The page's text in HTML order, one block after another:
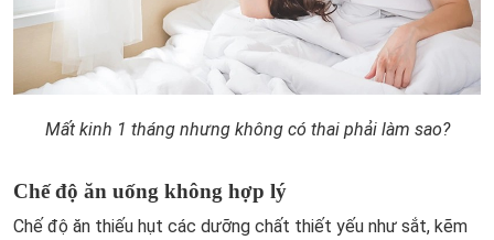
Mất kinh 1 tháng nhưng không có thai phải làm sao?
Chế độ ăn uống không hợp lý
Chế độ ăn thiếu hụt các dưỡng chất thiết yếu như sắt, kẽm